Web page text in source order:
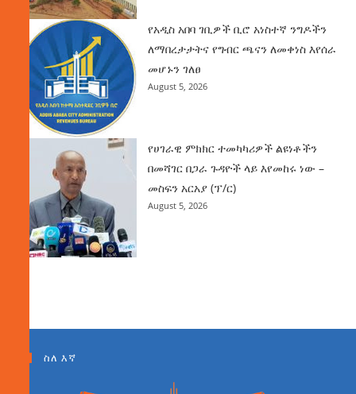
የአዲስ አበባ ገቢዎች ቢሮ አነስተኛ ንግዶችን
ለማበረታታትና የግብር ጫናን ለመቀነስ እየሰራ
መሆኑን ገለፀ
August 5, 2026
የሀገራዊ ምክክር ተመካካሪዎች ልዩነቶችን
በመሻገር በጋራ ጉዳዮች ላይ እየመከሩ ነው –
መስፍን አርአያ (ፕ/ር)
August 5, 2026
ስለ እኛ